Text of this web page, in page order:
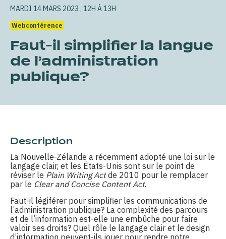
MARDI 14 MARS 2023 , 12H À 13H
Webconférence
Faut-il simplifier la langue
de l’administration
publique?
Description
La Nouvelle-Zélande a récemment adopté une loi sur le
langage clair, et les États-Unis sont sur le point de
réviser le Plain Writing Actde 2010 pour le remplacer
par le Clear and Concise Content Act.
Faut-il légiférer pour simplifier les communications de
l’administration publique? La complexité des parcours
et de l’information est-elle une embûche pour faire
valoir ses droits? Quel rôle le langage clair et le design